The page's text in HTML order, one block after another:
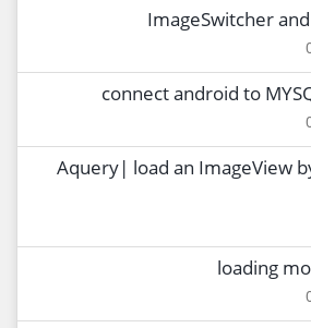
ImageSwitcher
connect android to
Aquery| load an ImageView
loading